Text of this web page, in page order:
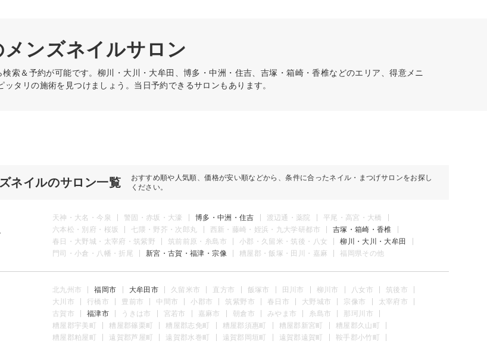
ンズネイルサロン
索＆予約が可能です。柳川・大川・大牟田、博多・中洲・住吉、吉塚・箱崎・香椎などのエリア、得意メニ
タリの施術を見つけましょう。当日予約できるサロンもあります。
ネイルのサロン一覧
おすすめ順や人気順、価格が安い順などから、条件に合ったネイル・まつげサロンをお探し
ください。
天神・大名・今泉 警固・赤坂・大濠 博多・中洲・住吉 渡辺通・薬院
平尾・高宮・大橋
六本松・別府・桜坂
七隈・野芥・次郎丸 西新・藤崎・姪浜・九大学研都市
吉塚・箱崎・香椎
春日・大野城・太宰府・筑紫野
筑前前原・糸島市 小郡・久留米・筑後・八女
柳川・大川・大牟田
門司・小倉・八幡・折尾
新宮・古賀・福津・宗像 糟屋郡・飯塚・田川・嘉麻 福岡県その他
北九州市 福岡市 大牟田市 久留米市 直方市 飯塚市 田川市 柳川市 八女市
筑後市
大川市
行橋市 豊前市 中間市 小郡市 筑紫野市 春日市 大野城市 宗像市
太宰府市
古賀市
福津市 うきは市 宮若市 嘉麻市 朝倉市 みやま市 糸島市
那珂川市
糟屋郡宇美町
糟屋郡篠栗町 糟屋郡志免町 糟屋郡須惠町 糟屋郡新宮町
糟屋郡久山町
糟屋郡粕屋町
遠賀郡芦屋町 遠賀郡水巻町 遠賀郡岡垣町 遠賀郡遠賀町
鞍手郡小竹町